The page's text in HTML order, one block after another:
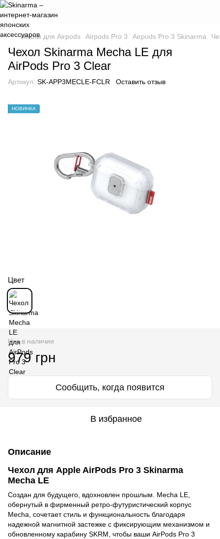
Чехлы для Airpods Airpods Pro 3 Airpods Pro 3 Skinarma
Чехол Skinarma Mecha LE для
AirPods Pro 3 Clear
Артикул: SK-APP3MECLE-FCLR Оставить отзыв
НОВИНКА
Цвет
Нет в наличии
979 грн
Сообщить, когда появится
В избранное
Описание
Чехол для Apple AirPods Pro 3 Skinarma
Mecha LE
Создан для будущего, вдохновлен прошлым. Mecha LE,
обернутый в фирменный ретро-футуристический корпус
Mecha, сочетает стиль и функциональность благодаря
надежной магнитной застежке с фиксирующим механизмом и
обновленному карабину SKRM, чтобы ваши AirPods Pro 3